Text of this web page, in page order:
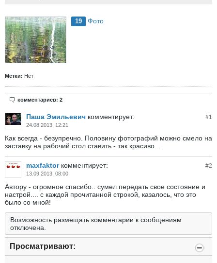
19 Фото
Метки: Нет
комментариев: 2
#1
Паша Эмильевич комментирует:
24.08.2013, 12:21
Как всегда - безупречно. Половину фотографий можно смело на
заставку на рабочий стол ставить - так красиво...
#2
maxfaktor комментирует:
13.09.2013, 08:00
Автору - огромное спасибо.. сумел передать свое состояние и
настрой.... с каждой прочитанной строкой, казалось, что это
было со мной!
Возможность размещать комментарии к сообщениям
отключена.
Просматривают: